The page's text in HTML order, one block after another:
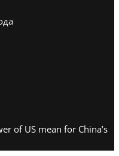
of US mean for China’s